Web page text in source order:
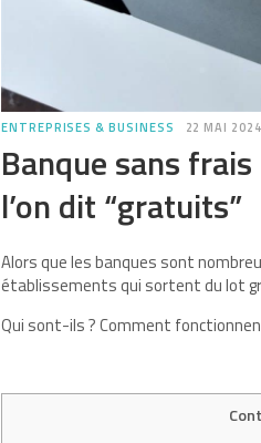
ENTREPRISES & BUSINESS 22 MAI 2024
Banque sans
l’on dit “gratuits”
Alors que les banques sont
établissements qui sortent du lot
Qui sont-ils ? Comment